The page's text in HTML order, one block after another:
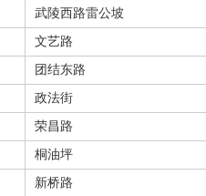
武陵西路雷公坡
文艺路
团结东路
政法街
荣昌路
桐油坪
新桥路